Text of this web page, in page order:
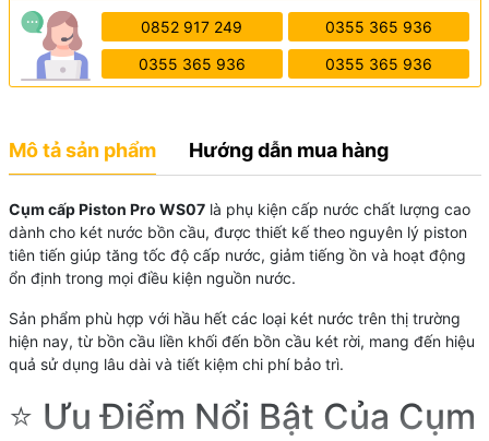
0852 917 249 0355 365 936
0355 365 936 0355 365 936
Mô tả sản phẩm Hướng dẫn mua hàng
Cụm cấp Piston Pro WS07là phụ kiện cấp nước chất lượng cao
dành cho két nước bồn cầu, được thiết kế theo nguyên lý piston
tiên tiến giúp tăng tốc độ cấp nước, giảm tiếng ồn và hoạt động
ổn định trong mọi điều kiện nguồn nước.
Sản phẩm phù hợp với hầu hết các loại két nước trên thị trường
hiện nay, từ bồn cầu liền khối đến bồn cầu két rời, mang đến hiệu
quả sử dụng lâu dài và tiết kiệm chi phí bảo trì.
⭐ Ưu Điểm Nổi Bật Của Cụm